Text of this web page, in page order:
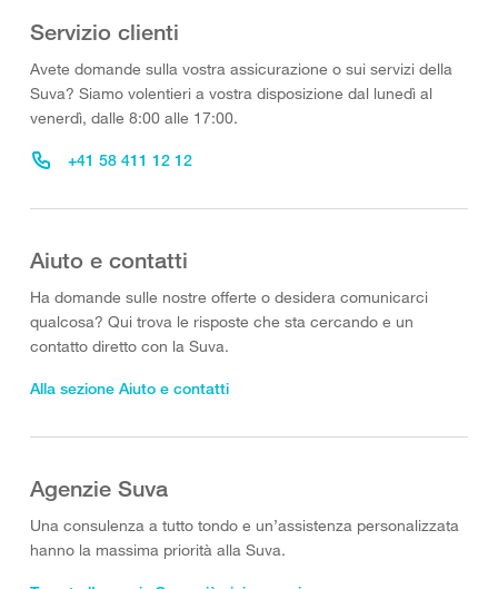
Servizio clienti
Avete domande sulla vostra assicurazione o sui servizi della
Suva? Siamo volentieri a vostra disposizione dal lunedì al
venerdì, dalle 8:00 alle 17:00.
+41 58 411 12 12
Aiuto e contatti
Ha domande sulle nostre offerte o desidera comunicarci
qualcosa? Qui trova le risposte che sta cercando e un
contatto diretto con la Suva.
Alla sezione Aiuto e contatti
Agenzie Suva
Una consulenza a tutto tondo e un’assistenza personalizzata
hanno la massima priorità alla Suva.